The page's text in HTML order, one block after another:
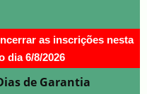
as inscrições nesta
dia 6/8/2026
de Garantia